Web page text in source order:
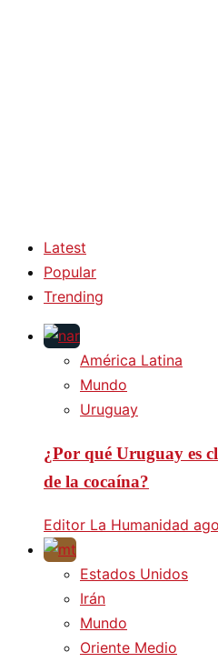
Latest
Popular
Trending
América Latina
Mundo
Uruguay
¿Por qué Uruguay es
de la cocaína?
Editor La Humanidad
Estados Unidos
Irán
Mundo
Oriente Medio